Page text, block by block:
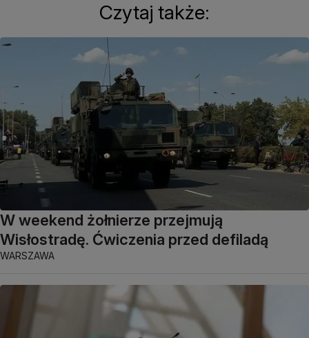
Czytaj także:
W weekend żołnierze przejmują
Wisłostradę. Ćwiczenia przed defiladą
WARSZAWA